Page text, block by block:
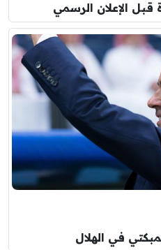
قبل الإعلان الرسمي
في الهلال